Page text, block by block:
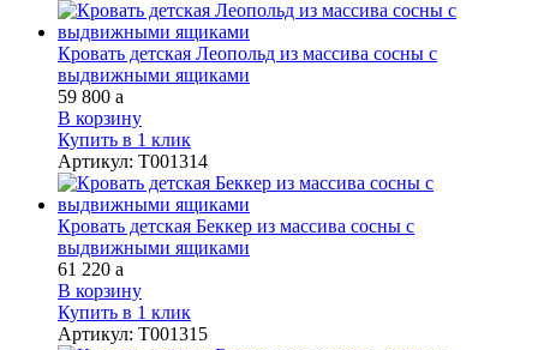
Кровать детская Леопольд из массива сосны с
выдвижными ящиками
59 800 a
В корзину
Купить в 1 клик
Артикул: Т001314
Кровать детская Беккер из массива сосны с
выдвижными ящиками
61 220 a
В корзину
Купить в 1 клик
Артикул: Т001315